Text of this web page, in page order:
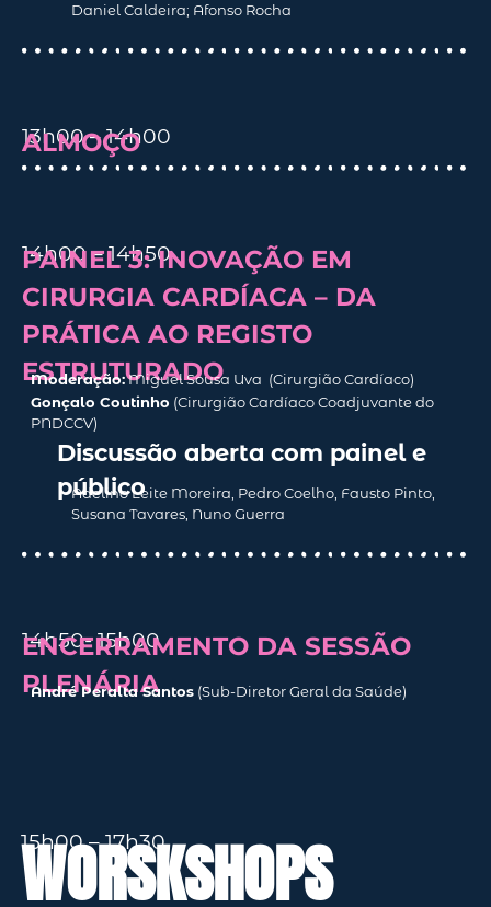
Daniel Caldeira; Afonso Rocha
13h00 – 14h00
ALMOÇO
14h00 – 14h50
PAINEL 3: INOVAÇÃO EM
CIRURGIA CARDÍACA – DA
PRÁTICA AO REGISTO
ESTRUTURADO
Moderação:Miguel Sousa Uva (Cirurgião Cardíaco)
Gonçalo Coutinho (Cirurgião Cardíaco Coadjuvante do
PNDCCV)
Discussão aberta com painel e
público
Adelino Leite Moreira, Pedro Coelho, Fausto Pinto,
Susana Tavares, Nuno Guerra
14h50- 15h00
ENCERRAMENTO DA SESSÃO
PLENÁRIA
André Peralta Santos (Sub-Diretor Geral da Saúde)
15h00 – 17h30
WORSKSHOPS